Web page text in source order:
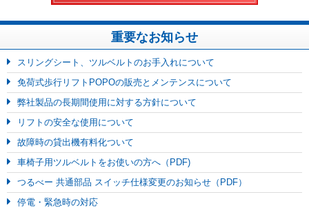
重要なお知らせ
スリングシート、ツルベルトのお手入れについて
免荷式歩行リフトPOPOの販売とメンテンスについて
弊社製品の長期間使用に対する方針について
リフトの安全な使用について
故障時の貸出機有料化ついて
車椅子用ツルベルトをお使いの方へ（PDF)
つるべー 共通部品 スイッチ仕様変更のお知らせ（PDF）
停電・緊急時の対応